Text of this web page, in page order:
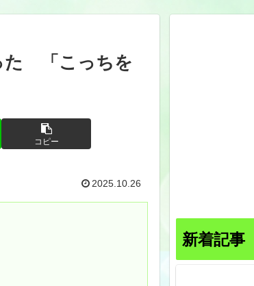
た 「こっちを
コピー
2025.10.26
新着記事